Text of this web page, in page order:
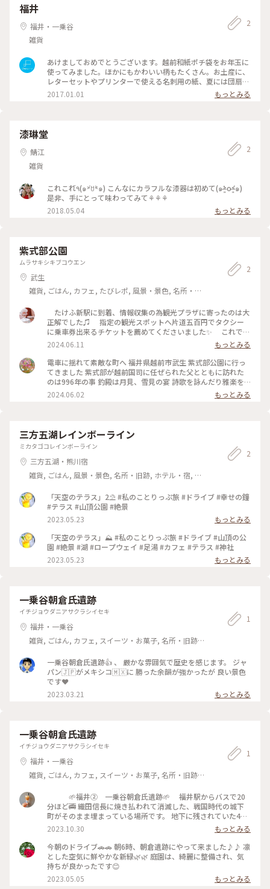
福井
福井・一乗谷
雑貨
2
あけましておめでとうございます。越前和紙ポチ袋をお年玉に
使ってみました。ほかにもかわいい柄もたくさん。お土産に、
レターセットやプリンターで使える名刺用の紙、夏には団扇な
ど、かさばらず日持ちするので私はよく持って行きます。和紙
に詳しい専門のスタッフもいます。一度のぞいてみては(^-^) #
は越前和紙の歴史や、人気観光スポット・越前和紙の里につい
ての解説！
2017.01.01 もっとみる
漆琳堂
鯖江
雑貨
2
これこれ٩̋(๑˃́ꇴ˂̀๑) こんなにカラフルな漆器は初めて(๑˃̶͈̀o˂̶͈́๑)
是非、手にとって味わってみて⚘⚘⚘
2018.05.04
もっとみる
紫式部公園
ムラサキシキブコウエン
武生
雑貨, ごはん, カフェ, たびレポ, 風景・景色, 名所・旧
2
たけふ新駅に到着、情報収集の為観光プラザに寄ったのは大
正解でした♫ 指定の観光スポットへ片道五百円でタクシー
に乗車券出来るチケットを薦めてくださいました✨ これで時
短＆お特にあちらこちらへ移動が叶いました。 期間限定な
のでご確認くださいね。 難点は早目に連絡を取らないと、
タクシーの到着に時間を要します。 お特チケットでまず向か
ったのは、「紫式部公園」です💜 富山の素敵ユーザーさん
が最近素晴らしい投稿なさっています💜 大河ドラマでも越
前武生編に移りましたが、紫式部は僅か１年と少ししか滞在し
なかったようです。 タクシーの運転手さんによると、昔はか
な看板等を見かけました。 紫式部公園は珍しい寝殿造の建
物や庭が、精巧な時代考証の下作られています。 平安絵巻に
描かれた雅な世界を体感出来ました。 美しい色の畳の上に
は、書をたしなむ様な台も置かれ、しばし十二単衣を纏、袖が
墨に汚れないか気にしながら、さらさら筆を走らせる自分を妄
想💜 園内には、紫式部の越前武生について歌った歌碑が幾
心情が感じられました。 金色の紫式部の像の顔は、都の方
角を向いているとのことからも、心情を察します。 想い人も
いたようですから。。。 越前の富士とも呼ばれる日野山を
も眺められる庭、日野山は山の宝石の山菜の宝庫の様です。
美しい菖蒲やツツジ、撫子が池を囲む様に花開いていました。
私なら紫色の花で埋め尽くすのに。。。なんて思ったりしま
した。 お隣の紫式部を深掘できる館には、地元の越前和紙
で作られた、当時の生活を知ることの出来る作品が見事でし
北陸三県旅#祝北陸新幹線延伸旅#フクラムに乗って#紫式部公
園#神殿造り#総檜造り#美しい畳#紫式部になりきり書を嗜む#
美しい庭#都と想い人への刹那い想い#紫式部の館#楽しい演出
#mg旅
2024.06.11
もっとみる
電車に揺れて素敵な町へ 福井県越前市武生 紫式部公園に行っ
てきました 紫式部が越前国司に任ぜられた父とともに訪れた
のは996年の事 釣殿は月見、雪見の宴 詩歌を詠んだり雅楽を
演奏したり 東から西へと渡る月がいつまでも池の水面に映る
ように東西に長く造られています ここにかく 日野の杉む
た 京の都の小塩山の松にも今日は雪が散り乱れて降っている
のであろうか 都への思いを詠んだ歌です 富山のあいの風鉄道
石川のIRいしかわ鉄道 福井のハピラインふくい(写真) 3つの電
車を乗り継いで一日ゆったり 電車もゆったり 景色もゆった
りで素敵な町に行ってまいりました💗 #電車旅 #電車に揺れて
素敵な町へ #紫式部公園 #日野山
2024.06.02 もっとみる
三方五湖レインボーライン
ミカタゴコレインボーライン
三方五湖・熊川宿
雑貨, ごはん, 風景・景色, 名所・旧跡, ホテル・宿, お
2
「天空のテラス」2⛱️ #私のことりっぷ旅 #ドライブ #幸せの鐘
#テラス #山頂公園 #絶景
2023.05.23
もっとみる
「天空のテラス」⛰️ #私のことりっぷ旅 #ドライブ #山頂の公
園 #絶景 #湖 #ロープウェイ #足湯 #カフェ #テラス #神社
2023.05.23
もっとみる
一乗谷朝倉氏遺跡
イチジョウダニアサクラシイセキ
福井・一乗谷
雑貨, ごはん, カフェ, スイーツ・お菓子, 名所・旧跡,
1
一乗谷朝倉氏遺跡👍 、 厳かな雰囲気で歴史を感じます。 ジャ
パン🇯🇵がメキシコ🇲🇽に 勝った余韻が強かったが 良い景色
です❤️
2023.03.21
もっとみる
一乗谷朝倉氏遺跡
イチジョウダニアサクラシイセキ
福井・一乗谷
雑貨, ごはん, カフェ, スイーツ・お菓子, 名所・旧跡,
1
🌱福井② 一乗谷朝倉氏遺跡🌱 福井駅からバスで20
分ほど🚎 織田信長に焼き払われて消滅した、戦国時代の城下
町がそのまま埋まっている場所です。 地下に残されていた400
年前の塀の石垣や建物の礎石を使って、そのまま(礎石の上に
建物などの町並みが)「復原」されているそう💡 歴史好きには
たまらない場所😌✨ 今はとても静かでのどかなところですが、
400年前は1万人が住む賑やかな城下町だったと思うと、なん
だか不思議な気持ちになります💭 #秋さんぽ#私のことりっぷ
旅#福井#一乗谷#朝倉氏#遺跡#特別史跡#特別名勝#重要文化財
#ひとり旅#戦国時代
2023.10.30
もっとみる
今朝のドライブ🚗🚗 朝6時、朝倉遺跡にやって来ました♪♪ 凛
とした空気に鮮やかな新緑🌿🌿 庭園は、綺麗に整備され、気
持ちが良かったです😊
2023.05.05
もっとみる